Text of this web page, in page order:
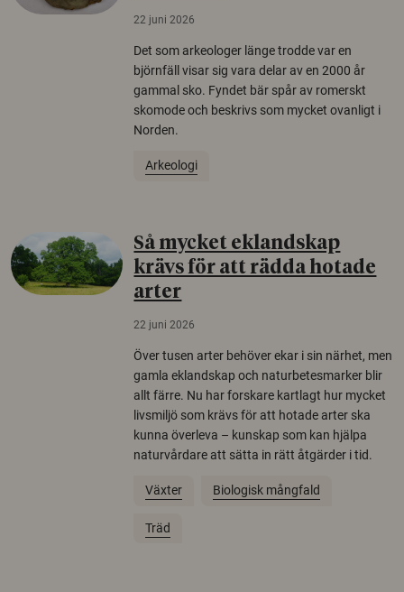
22 juni 2026
Det som arkeologer länge trodde var en
björnfäll visar sig vara delar av en 2000 år
gammal sko. Fyndet bär spår av romerskt
skomode och beskrivs som mycket ovanligt i
Norden.
Arkeologi
Så mycket eklandskap
krävs för att rädda hotade
arter
22 juni 2026
Över tusen arter behöver ekar i sin närhet, men
gamla eklandskap och naturbetesmarker blir
allt färre. Nu har forskare kartlagt hur mycket
livsmiljö som krävs för att hotade arter ska
kunna överleva – kunskap som kan hjälpa
naturvårdare att sätta in rätt åtgärder i tid.
Växter Biologisk mångfald
Träd